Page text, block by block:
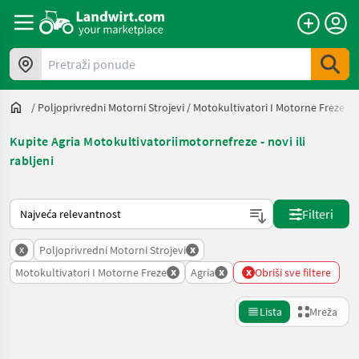
Pretraži ponude
/ Poljoprivredni Motorni Strojevi / Motokultivatori I Motorne Freze
Kupite Agria Motokultivatoriimotornefreze - novi ili
rabljeni
Način na koji sortira Landwirt.com
Filteri
x Poljoprivredni Motorni Strojevi x
Motokultivatori I Motorne Freze x Agria x x Obriši sve filtere
Lista Mreža